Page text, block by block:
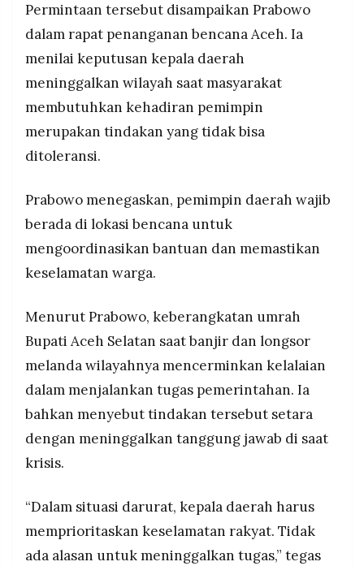
©
Resolusi.co
2026
RESOLUSI
PRAMUDITA
Permintaan tersebut disampaikan Prabowo
dalam rapat penanganan bencana Aceh. Ia
menilai keputusan kepala daerah
meninggalkan wilayah saat masyarakat
membutuhkan kehadiran pemimpin
merupakan tindakan yang tidak bisa
ditoleransi.
Prabowo menegaskan, pemimpin daerah wajib
berada di lokasi bencana untuk
mengoordinasikan bantuan dan memastikan
keselamatan warga.
Menurut Prabowo, keberangkatan umrah
Bupati Aceh Selatan saat banjir dan longsor
melanda wilayahnya mencerminkan kelalaian
dalam menjalankan tugas pemerintahan. Ia
bahkan menyebut tindakan tersebut setara
dengan meninggalkan tanggung jawab di saat
krisis.
“Dalam situasi darurat, kepala daerah harus
memprioritaskan keselamatan rakyat. Tidak
ada alasan untuk meninggalkan tugas,” tegas